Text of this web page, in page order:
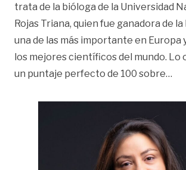
trata de la bióloga de la Universidad
Rojas Triana, quien fue ganadora de
una de las más importante en Europa
los mejores científicos del mundo.
un puntaje perfecto de 100 sobre…